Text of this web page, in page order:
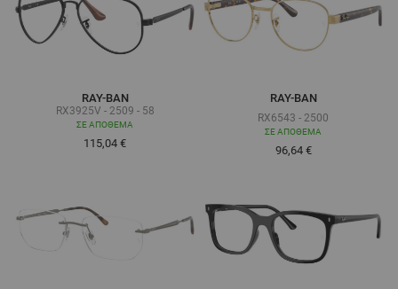
RAY-BAN
RX3925V - 2509 - 58
ΣΕ ΑΠΌΘΕΜΑ
115,04 €
RAY-BAN
RX6543 - 2500
ΣΕ ΑΠΌΘΕΜΑ
Τόσο χαμηλά όσο
96,64 €